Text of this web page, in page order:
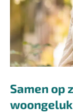
Samen op
woongeluk